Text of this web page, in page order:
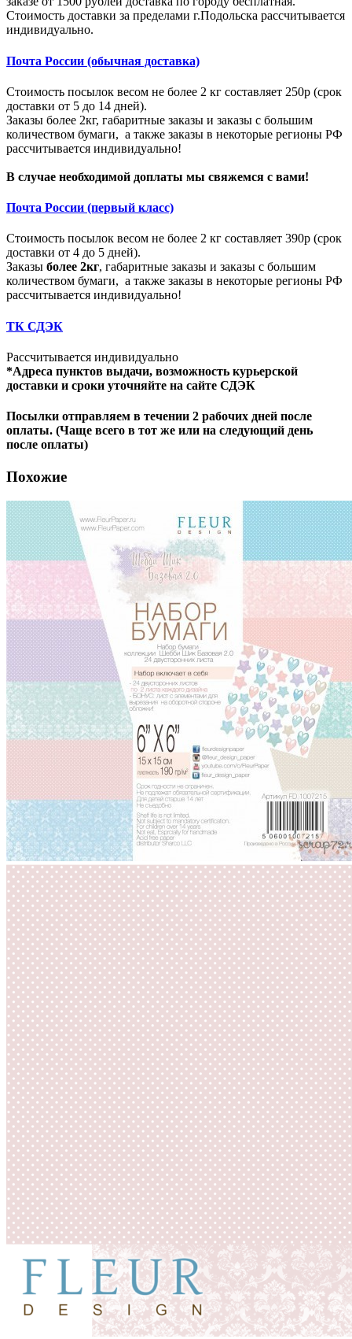
Стоимость доставки за пределами г.Подольска рассчитывается
индивидуально.
Почта России (обычная доставка)
Стоимость посылок весом не более 2 кг составляет 250р (срок
доставки от 5 до 14 дней).
Заказы более 2кг, габаритные заказы и заказы с большим
количеством бумаги, а также заказы в некоторые регионы РФ
рассчитывается индивидуально!
В случае необходимой доплаты мы свяжемся с вами!
Почта России (первый класс)
Стоимость посылок весом не более 2 кг составляет 390р (срок
доставки от 4 до 5 дней).
Заказы более 2кг, габаритные заказы и заказы с большим
количеством бумаги, а также заказы в некоторые регионы РФ
рассчитывается индивидуально!
ТК СДЭК
Рассчитывается индивидуально
*Адреса пунктов выдачи, возможность курьерской
доставки и сроки уточняйте на сайте СДЭК
Посылки отправляем в течении 2 рабочих дней после
оплаты. (Чаще всего в тот же или на следующий день
после оплаты)
Похожие